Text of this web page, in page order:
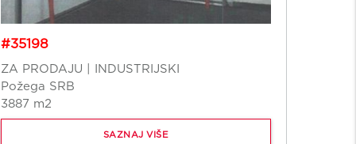
#35198
ZA PRODAJU | INDUSTRIJSKI
Požega SRB
3887 m2
SAZNAJ VIŠE